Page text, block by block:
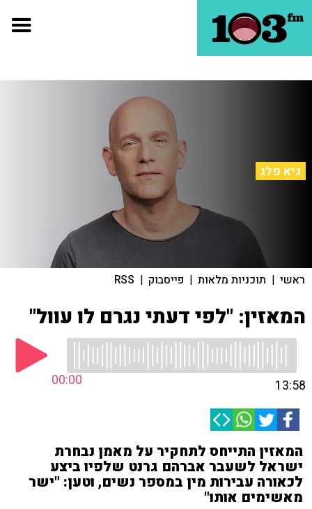
גיא פלג
ראשי | תוכניות מלאות | פייסבוק |
RSS
המאזין: "לפי דעתי נגרם לו עוול"
00:00 13:58
המאזין התייחס לתחקיר על מאמן נבחרת
ישראל לשעבר אברהם גרנט שלפיו ביצע
לכאורה עבירות מין במספר נשים, וטען: "ישר
מאשימים אותו"